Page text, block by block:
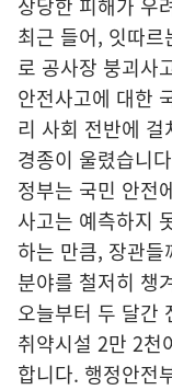
상당한 피해가 우
최근 들어, 잇따
로 공사장 붕괴사
안전사고에 대한
리 사회 전반에
경종이 울렸습니
정부는 국민 안전
사고는 예측하지
하는 만큼, 장관들
분야를 철저히 챙
오늘부터 두 달간
취약시설 2만 2천
합니다. 행정안전